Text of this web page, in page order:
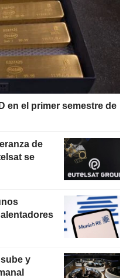
en el primer semestre de
de
se
y